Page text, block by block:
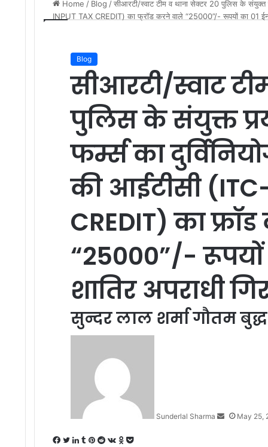
Home / Blog /सीआरटी/स्वाट टीम व थाना सेक्टर 20 पुलिस के संयुक्त
INPUT TAX CREDIT) का फ्रॉड करने वाले “25000”/- रूपयों का 01
Blog
सीआरटी/स्वाट
पुलिस के संयुक्त
फर्म्स का
की आईटीसी
CREDIT) का
“25000”/- रूपयों
शातिर अपराधी
सुन्दर लाल शर्मा गौतम
Sunderlal Sharma May 25,
Facebook
Twitter
LinkedIn
Tumblr
Pinterest
RedditVKontakte
Odnoklassniki
Pocket